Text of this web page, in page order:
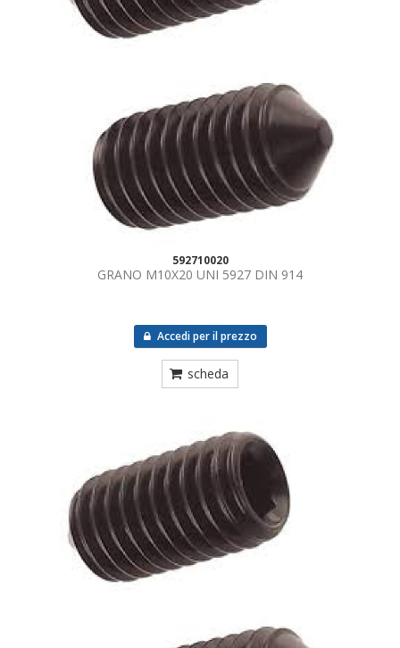
592710020
GRANO M10X20 UNI 5927 DIN 914
Accedi per il prezzo
scheda